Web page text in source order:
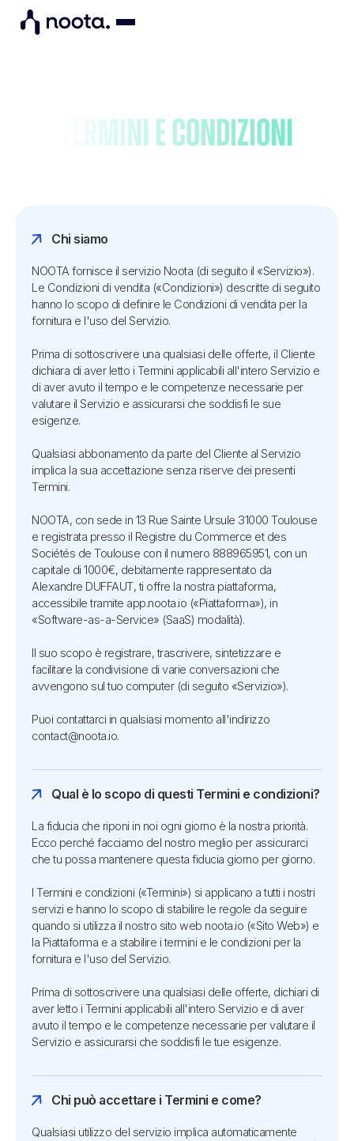
Termini e condizioni
Chi siamo
NOOTA fornisce il servizio Noota (di seguito il «Servizio»).
Le Condizioni di vendita («Condizioni») descritte di seguito
hanno lo scopo di definire le Condizioni di vendita per la
fornitura e l'uso del Servizio.
Prima di sottoscrivere una qualsiasi delle offerte, il Cliente
dichiara di aver letto i Termini applicabili all'intero Servizio e
di aver avuto il tempo e le competenze necessarie per
valutare il Servizio e assicurarsi che soddisfi le sue
esigenze.
Qualsiasi abbonamento da parte del Cliente al Servizio
implica la sua accettazione senza riserve dei presenti
Termini.
NOOTA, con sede in 13 Rue Sainte Ursule 31000 Toulouse
e registrata presso il Registre du Commerce et des
Sociétés de Toulouse con il numero 888965951, con un
capitale di 1000€, debitamente rappresentato da
Alexandre DUFFAUT, ti offre la nostra piattaforma,
accessibile tramite app.noota.io («Piattaforma»), in
«Software-as-a-Service» (SaaS) modalità).
Il suo scopo è registrare, trascrivere, sintetizzare e
facilitare la condivisione di varie conversazioni che
avvengono sul tuo computer (di seguito «Servizio»).
Puoi contattarci in qualsiasi momento all'indirizzo
contact@noota.io.
Qual è lo scopo di questi Termini e condizioni?
La fiducia che riponi in noi ogni giorno è la nostra priorità.
Ecco perché facciamo del nostro meglio per assicurarci
che tu possa mantenere questa fiducia giorno per giorno.
I Termini e condizioni («Termini») si applicano a tutti i nostri
servizi e hanno lo scopo di stabilire le regole da seguire
quando si utilizza il nostro sito web noota.io («Sito Web») e
la Piattaforma e a stabilire i termini e le condizioni per la
fornitura e l'uso del Servizio.
Prima di sottoscrivere una qualsiasi delle offerte, dichiari di
aver letto i Termini applicabili all'intero Servizio e di aver
avuto il tempo e le competenze necessarie per valutare il
Servizio e assicurarsi che soddisfi le tue esigenze.
Chi può accettare i Termini e come?
Qualsiasi utilizzo del servizio implica automaticamente